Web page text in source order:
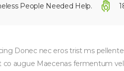
People Needed Help.
Donec nec eros trist ms
augue Maecenas fermentum